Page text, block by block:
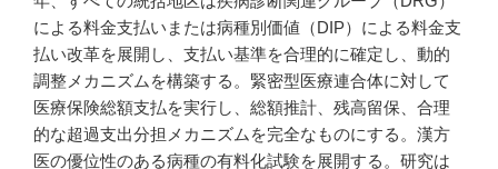
による料金支払いまたは病種別価値（DIP）による料金支
払い改革を展開し、支払い基準を合理的に確定し、動的
調整メカニズムを構築する。緊密型医療連合体に対して
医療保険総額支払を実行し、総額推計、残高留保、合理
的な超過支出分担メカニズムを完全なものにする。漢方
医の優位性のある病種の有料化試験を展開する。研究は